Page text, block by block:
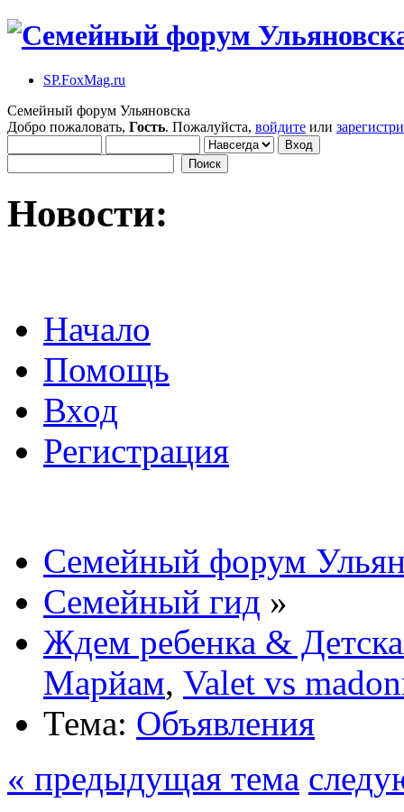
SP.FoxMag.ru
Семейный форум Ульяновска
Добро пожаловать, Гость. Пожалуйста, войдите или
Новости:
Начало
Помощь
Вход
Регистрация
Семейный форум
Семейный гид »
Ждем ребенка &
Марйам, Valet vs
Тема: Объявления
« предыдущая тема